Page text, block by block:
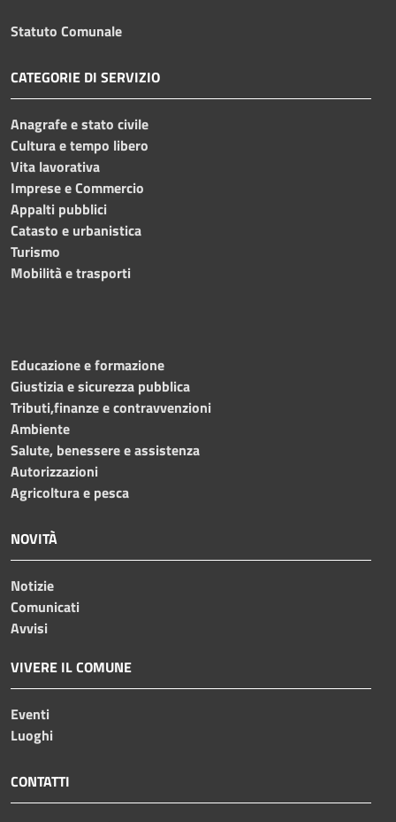
Statuto Comunale
CATEGORIE DI SERVIZIO
Anagrafe e stato civile
Cultura e tempo libero
Vita lavorativa
Imprese e Commercio
Appalti pubblici
Catasto e urbanistica
Turismo
Mobilità e trasporti
Educazione e formazione
Giustizia e sicurezza pubblica
Tributi,finanze e contravvenzioni
Ambiente
Salute, benessere e assistenza
Autorizzazioni
Agricoltura e pesca
NOVITÀ
Notizie
Comunicati
Avvisi
VIVERE IL COMUNE
Eventi
Luoghi
CONTATTI